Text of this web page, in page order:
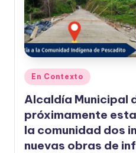
Publicado
en
En Contexto
Alcaldía Municipal
próximamente
la comunidad dos
nuevas obras de